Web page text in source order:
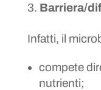
Barriera/
Infatti, il
compete
nutrienti;